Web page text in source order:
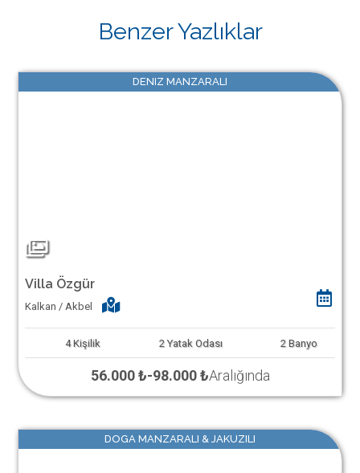
Benzer Yazlıklar
DENIZ MANZARALI
Villa Özgür
Kalkan / Akbel
4 Kişilik 2 Yatak Odası 2 Banyo
56.000 ₺-98.000 ₺Aralığında
DOGA MANZARALI & JAKUZILI